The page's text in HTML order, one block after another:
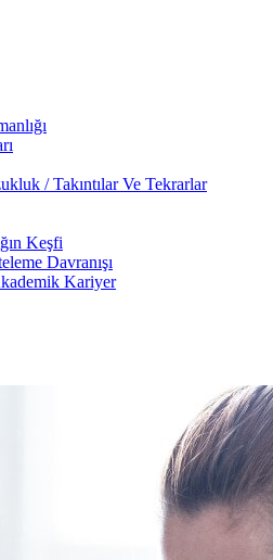
/ Takıntılar Ve Tekrarlar
Keşfi
Davranışı
Kariyer